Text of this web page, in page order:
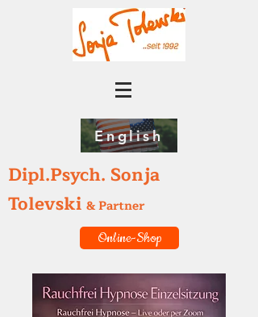
English
Dipl.Psych. Sonja
Tolevski & Partner
Online-Shop